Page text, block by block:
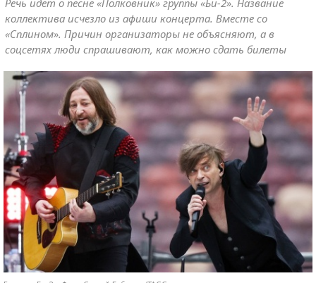
Речь идет о песне «Полковник» группы «Би-2». Название
коллектива исчезло из афиши концерта. Вместе со
«Сплином». Причин организаторы не объясняют, а в
соцсетях люди спрашивают, как можно сдать билеты